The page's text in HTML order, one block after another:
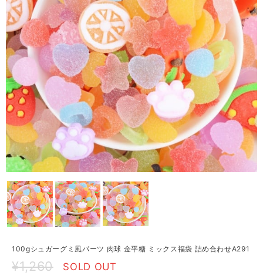
100gシュガーグミ風パーツ 肉球 金平糖 ミックス福袋 詰め合わせA291
¥1,260 SOLD OUT